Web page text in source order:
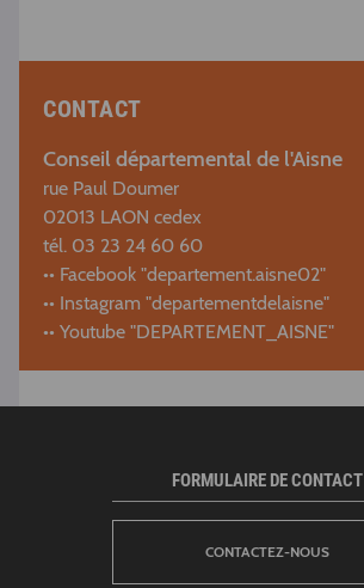
CONTACT
Conseil départemental de l'Aisne
rue Paul Doumer
02013 LAON cedex
tél. 03 23 24 60 60
•• Facebook "departement.aisne02"
•• Instagram "departementdelaisne"
•• Youtube "DEPARTEMENT_AISNE"
FORMULAIRE DE CONTACT
CONTACTEZ-NOUS